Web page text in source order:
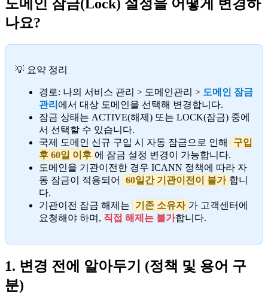
도메인 잠금(Lock) 설정을 어떻게 변경하
나요?
💡 요약 정리
경로: 나의 서비스 관리 > 도메인관리 > 도메인 잠금
관리 에서 대상 도메인을 선택해 변경합니다.
잠금 상태는 ACTIVE(해제) 또는 LOCK(잠금) 중에
서 선택할 수 있습니다.
국제 도메인 신규 구입 시 자동 잠금으로 인해
구입
후 60일 이후 에 잠금 설정 변경이 가능합니다.
도메인을 기관이전한 경우 ICANN 정책에 따라 자
동 잠금이 적용되어
60일간 기관이전이 불가 합니
다.
기관이전 잠금 해제는
기존 소유자 가 고객센터에
요청해야 하며, 직접 해제는 불가합니다.
1. 변경 전에 알아두기 (정책 및 용어 구
분)